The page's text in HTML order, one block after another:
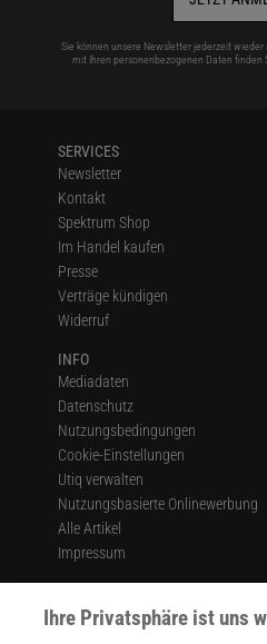
Sie können unsere Newsletter jederzeit
mit Ihren personenbezogenen Daten finden
SERVICES
Newsletter
Kontakt
Spektrum Shop
Im Handel kaufen
Presse
Verträge kündigen
Widerruf
INFO
Mediadaten
Datenschutz
Nutzungsbedingungen
Cookie-Einstellungen
Utiq verwalten
Nutzungsbasierte Onlinewerbung
Alle Artikel
Impressum
Angebote für Schulen
Ihre Privatsphäre ist uns